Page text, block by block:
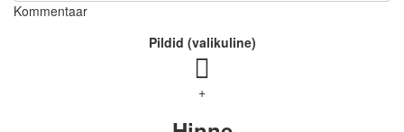
Kommentaar
Pildid (valikuline)
+